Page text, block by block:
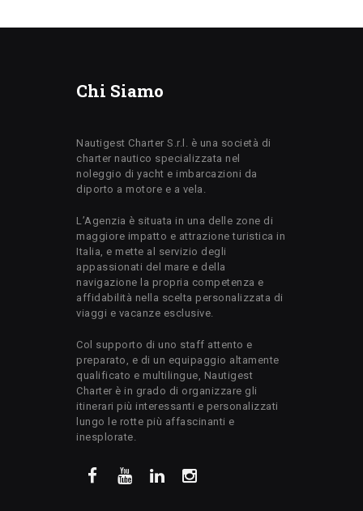
Chi Siamo
Nautigest Charter S.r.l. è una società di
charter nautico specializzata nel
noleggio di yacht e imbarcazioni da
diporto a motore e a vela.
L’Agenzia è situata in una delle zone di
maggiore impatto e attrazione turistica in
Italia, e mette al servizio degli
appassionati del mare e della
navigazione la propria competenza e
affidabilità nella scelta personalizzata di
viaggi e vacanze esclusive.
Col supporto di uno staff attento e
preparato, e di un equipaggio altamente
qualificato e multilingue, Nautigest
Charter è in grado di organizzare gli
itinerari più interessanti e personalizzati
lungo le rotte più affascinanti e
inesplorate.